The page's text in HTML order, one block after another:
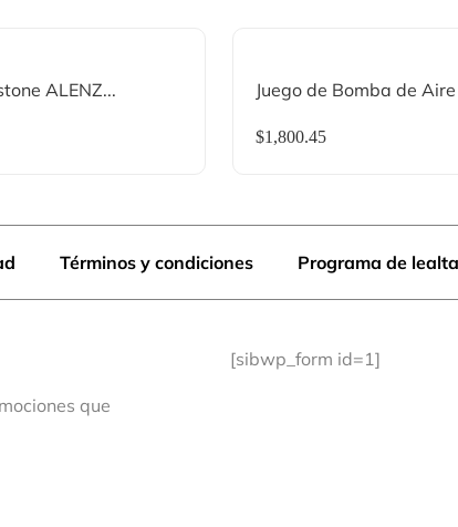
ALENZ... Juego de Bomba de Aire
$1,800.45
Términos y condiciones Programa de
que
[sibwp_form id=1]